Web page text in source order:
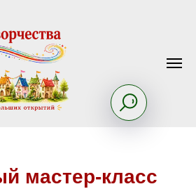
мастер-класс